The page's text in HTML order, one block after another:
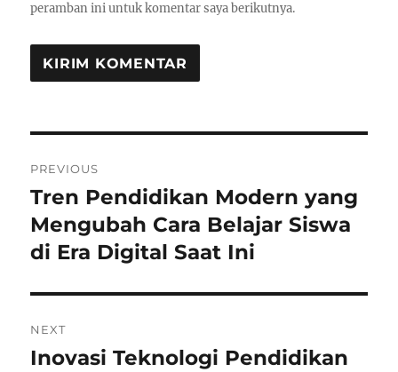
peramban ini untuk komentar saya berikutnya.
pos
PREVIOUS
Previous
post:
Tren Pendidikan Modern yang
Mengubah Cara Belajar Siswa
di Era Digital Saat Ini
NEXT
Next
Inovasi Teknologi Pendidikan